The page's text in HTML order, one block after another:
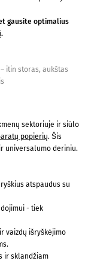
gausite optimalius
itin storas, aukštas
sektoriuje ir siūlo
popierių. Šis
universalumo deriniu.
atspaudus su
- tiek
vaizdų išryškėjimo
ir sklandžiam